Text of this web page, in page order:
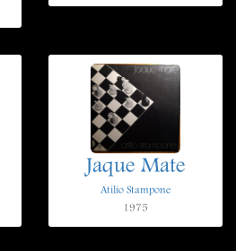
Jaque Mate
Atilio Stampone
1975